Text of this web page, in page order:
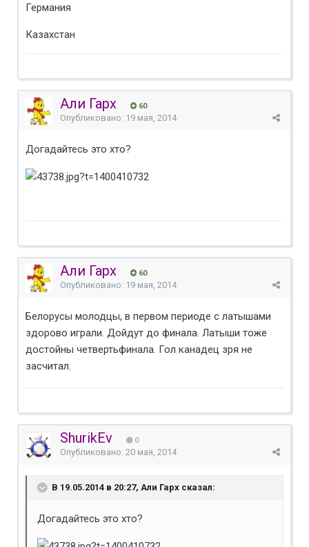
Германия
Казахстан
Али Гарх 60
Опубликовано: 19 мая, 2014
Догадайтесь это хто?
Али Гарх 60
Опубликовано: 19 мая, 2014
Белорусы молодцы, в первом периоде с латышами
здорово играли. Дойдут до финала. Латыши тоже
достойны четвертьфинала. Гол канадец зря не
засчитал.
ShurikEv 0
Опубликовано: 20 мая, 2014
В 19.05.2014 в 20:27, Али Гарх сказал:
Догадайтесь это хто?